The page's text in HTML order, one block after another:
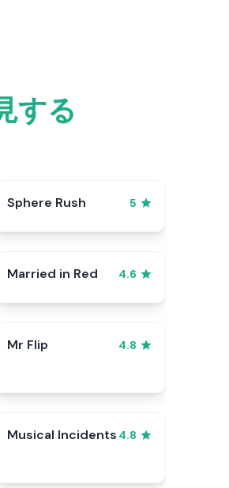
する
Sphere Rush 5
Married in Red 4.6
Mr Flip 4.8
Musical Incidents 4.8